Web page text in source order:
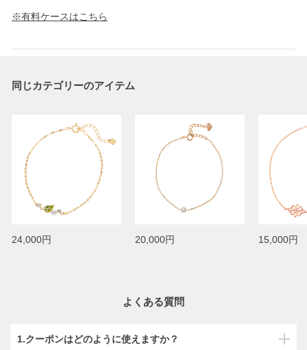
※有料ケースはこちら
同じカテゴリーのアイテム
24,000円 20,000円 15,000円
よくある質問
1.クーポンはどのように使えますか？